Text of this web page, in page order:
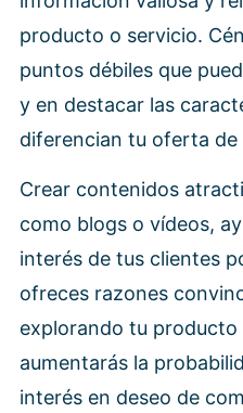
producto o servicio.
puntos débiles que
y en destacar las
diferencian tu oferta de
Crear contenidos
como blogs o vídeos,
interés de tus clientes
ofreces razones
explorando tu producto
aumentarás la
interés en deseo de